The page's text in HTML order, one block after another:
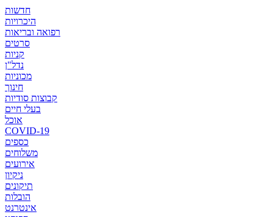
חדשות
היכרויות
רפואה ובריאות
סרטים
קניות
נדל"ן
מכוניות
חינוך
קבוצות סודיות
בעלי חיים
אוכל
COVID-19
כספים
משלוחים
אירועים
ניקיון
תיקונים
הובלות
אינטרנט